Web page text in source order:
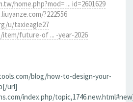
home.php?mod= ... id=2601629
?222556
u/taxieagle27
future-of ... -year-2026
blog/how-to-design-your-
url]
index.php/